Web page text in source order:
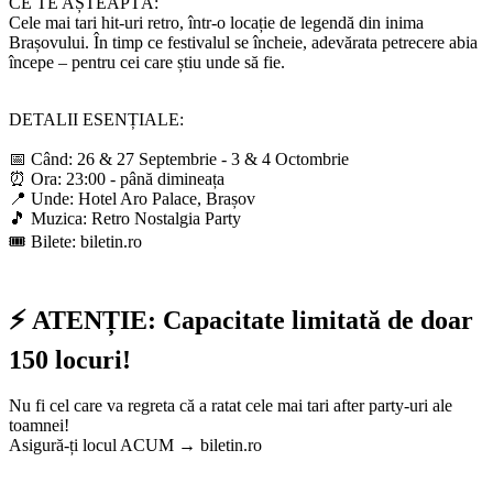
Cele mai tari hit-uri retro, într-o locație de legendă din inima
Brașovului. În timp ce festivalul se încheie, adevărata petrecere abia
începe – pentru cei care știu unde să fie.
DETALII ESENȚIALE:
📅 Când: 26 & 27 Septembrie - 3 & 4 Octombrie
⏰ Ora: 23:00 - până dimineața
📍 Unde: Hotel Aro Palace, Brașov
🎵 Muzica: Retro Nostalgia Party
🎟️ Bilete: biletin.ro
⚡ ATENȚIE: Capacitate limitată de doar
150 locuri!
Nu fi cel care va regreta că a ratat cele mai tari after party-uri ale
toamnei!
Asigură-ți locul ACUM → biletin.ro